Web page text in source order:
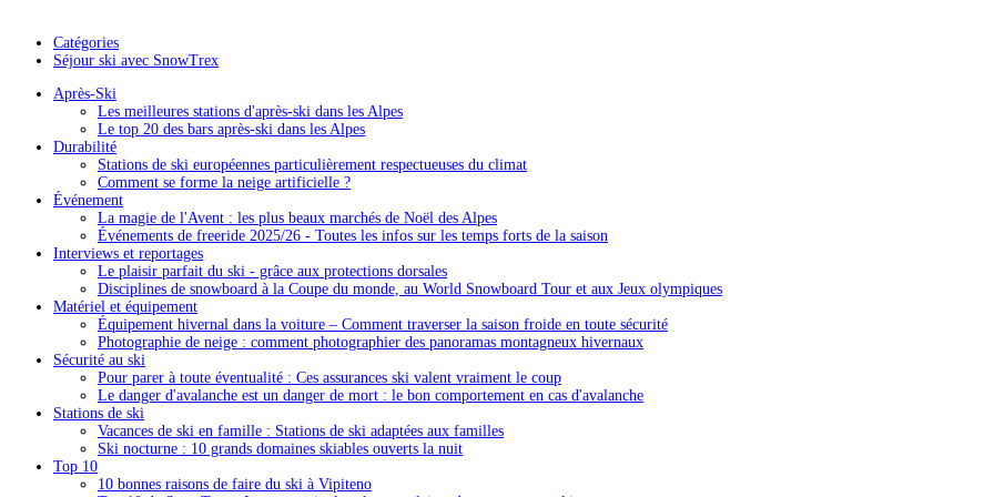
Catégories
Séjour ski avec SnowTrex
Après-Ski
Les meilleures stations d'après-ski dans les Alpes
Le top 20 des bars après-ski dans les Alpes
Durabilité
Stations de ski européennes particulièrement respectueuses du climat
Comment se forme la neige artificielle ?
Événement
La magie de l'Avent : les plus beaux marchés de Noël des Alpes
Événements de freeride 2025/26 - Toutes les infos sur les temps forts de la saison
Interviews et reportages
Le plaisir parfait du ski - grâce aux protections dorsales
Disciplines de snowboard à la Coupe du monde, au World Snowboard Tour et aux Jeux olympiques
Matériel et équipement
Équipement hivernal dans la voiture – Comment traverser la saison froide en toute sécurité
Photographie de neige : comment photographier des panoramas montagneux hivernaux
Sécurité au ski
Pour parer à toute éventualité : Ces assurances ski valent vraiment le coup
Le danger d'avalanche est un danger de mort : le bon comportement en cas d'avalanche
Stations de ski
Vacances de ski en famille : Stations de ski adaptées aux familles
Ski nocturne : 10 grands domaines skiables ouverts la nuit
Top 10
10 bonnes raisons de faire du ski à Vipiteno